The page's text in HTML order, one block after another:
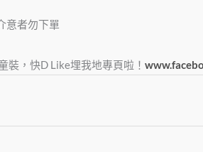
意者勿下單
裝，快D Like埋我地專頁啦！